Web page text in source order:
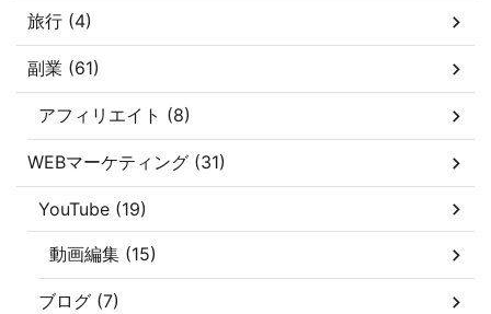
旅行 (4)
副業 (61)
アフィリエイト (8)
WEBマーケティング (31)
YouTube (19)
動画編集 (15)
ブログ (7)